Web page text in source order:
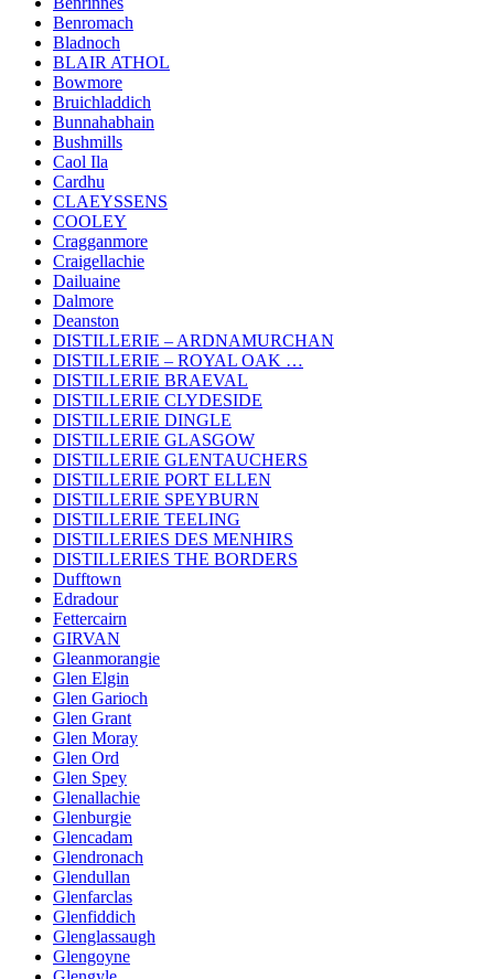
Benromach
Bladnoch
BLAIR ATHOL
Bowmore
Bruichladdich
Bunnahabhain
Bushmills
Caol Ila
Cardhu
CLAEYSSENS
COOLEY
Cragganmore
Craigellachie
Dailuaine
Dalmore
Deanston
DISTILLERIE – ARDNAMURCHAN
DISTILLERIE – ROYAL OAK …
DISTILLERIE BRAEVAL
DISTILLERIE CLYDESIDE
DISTILLERIE DINGLE
DISTILLERIE GLASGOW
DISTILLERIE GLENTAUCHERS
DISTILLERIE PORT ELLEN
DISTILLERIE SPEYBURN
DISTILLERIE TEELING
DISTILLERIES DES MENHIRS
DISTILLERIES THE BORDERS
Dufftown
Edradour
Fettercairn
GIRVAN
Gleanmorangie
Glen Elgin
Glen Garioch
Glen Grant
Glen Moray
Glen Ord
Glen Spey
Glenallachie
Glenburgie
Glencadam
Glendronach
Glendullan
Glenfarclas
Glenfiddich
Glenglassaugh
Glengoyne